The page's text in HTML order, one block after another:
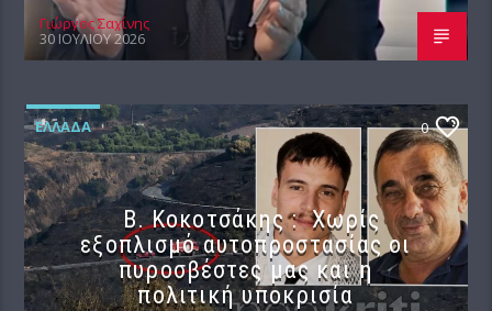
Γιώργος Σαχίνης
30 ΙΟΥΛΊΟΥ 2026
ΕΛΛΆΔΑ 0
Β. Κοκοτσάκης : Χωρίς
εξοπλισμό αυτοπροστασίας οι
πυροσβέστες μας και η
πολιτική υποκρισία